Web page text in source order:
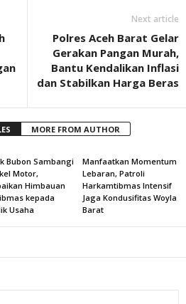
Next article
Polres Aceh Barat Gelar
Gerakan Pangan Murah,
Bantu Kendalikan Inflasi
dan Stabilkan Harga Beras
MORE FROM AUTHOR
Bubon Sambangi
Motor,
Himbauan
kepada
Usaha
Manfaatkan Momentum
Lebaran, Patroli
Harkamtibmas Intensif
Jaga Kondusifitas Woyla
Barat